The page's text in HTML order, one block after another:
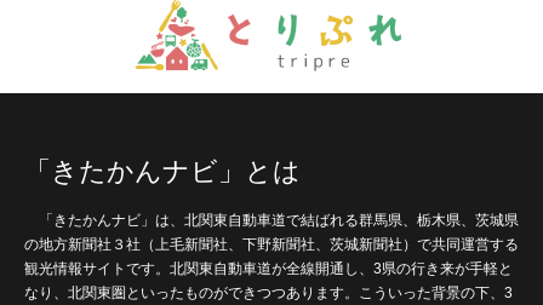
「きたかんナビ」とは
「きたかんナビ」は、北関東自動車道で結ばれる群馬県、栃木県、茨城県
の地方新聞社３社（上毛新聞社、下野新聞社、茨城新聞社）で共同運営する
観光情報サイトです。北関東自動車道が全線開通し、3県の行き来が手軽と
なり、北関東圏といったものができつつあります。こういった背景の下、3